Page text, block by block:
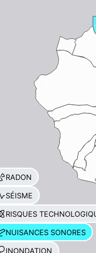
RADON
SÉISME
RISQUES
NUISANCES SONORES
INONDATION